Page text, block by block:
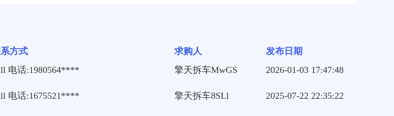
方式 求购人
发布日期
电话:1980564**** 擎天拆车MwGS 2026-01-03 17:47:48
电话:1675521**** 擎天拆车8SLl 2025-07-22 22:35:22